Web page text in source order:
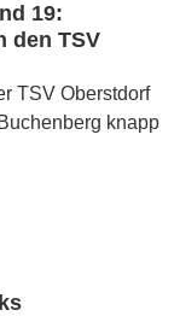
19:
den TSV
TSV Oberstdorf
knapp